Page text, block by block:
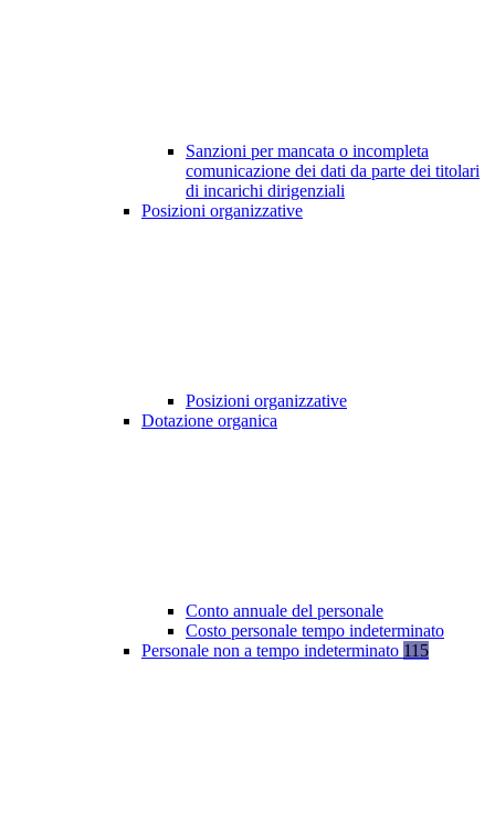
Sanzioni per mancata o incompleta
comunicazione dei dati da parte dei titolari
di incarichi dirigenziali
Posizioni organizzative
Posizioni organizzative
Dotazione organica
Conto annuale del personale
Costo personale tempo indeterminato
Personale non a tempo indeterminato 115